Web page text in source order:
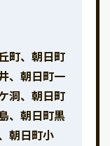
町、朝日町
、朝日町一
洞、朝日町
、朝日町黒
朝日町小